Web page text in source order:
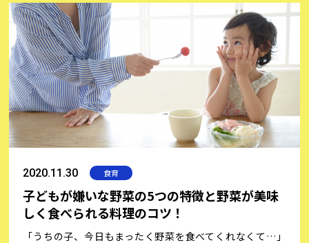
ランスよく含み、高い栄養価を持つ牛乳は、当時は薬とさ
れ、大変貴重なものでした。日本で牛乳が広まった歴史や、
生産量の移り変わり、そして目的に合わせたおすすめの飲み
方について、牛乳をよく知る専門家、一般社団法人日本乳業
協会にお話を伺いました。
2020.11.30 食育
子どもが嫌いな野菜の5つの特徴と野菜が美味
しく食べられる料理のコツ！
「うちの子、今日もまったく野菜を食べてくれなくて…」